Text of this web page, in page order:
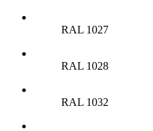
RAL 1027
RAL 1028
RAL 1032